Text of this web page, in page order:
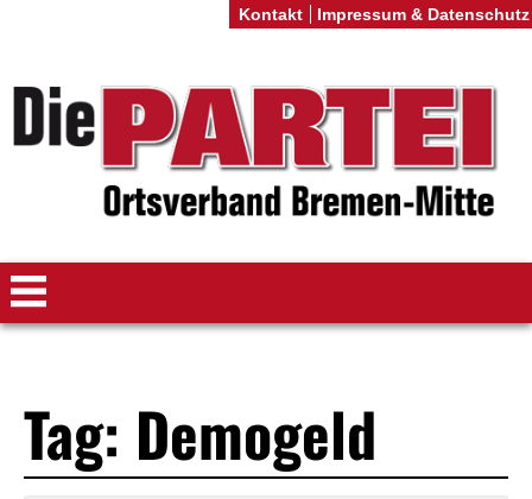
Tag: Demogeld
Kontakt Impressum & Datenschutz